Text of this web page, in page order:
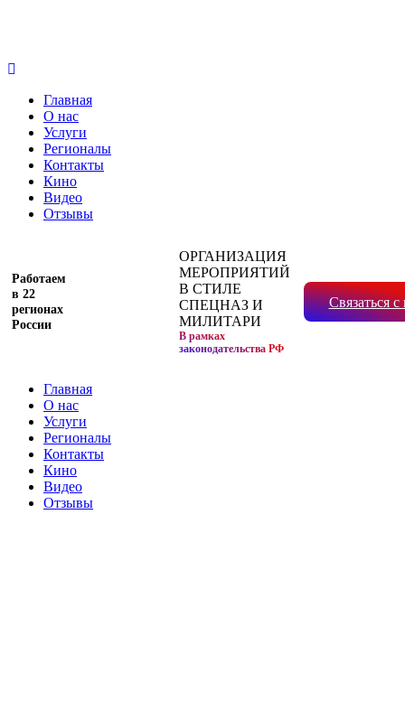
Главная
О нас
Услуги
Регионалы
Контакты
Кино
Видео
Отзывы
Работаем
в 22
регионах
России
ОРГАНИЗАЦИЯ
МЕРОПРИЯТИЙ
В СТИЛЕ
СПЕЦНАЗ И
МИЛИТАРИ
В рамках
законодательства РФ
Связаться
Главная
О нас
Услуги
Регионалы
Контакты
Кино
Видео
Отзывы